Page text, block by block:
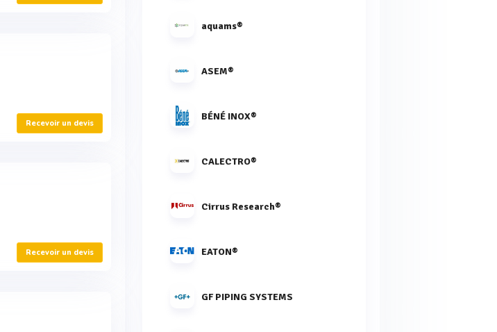
Recevoir un devis
Recevoir un devis
aquams®
ASEM®
BÉNÉ INOX®
CALECTRO®
Cirrus Research®
EATON®
GF PIPING SYSTEMS